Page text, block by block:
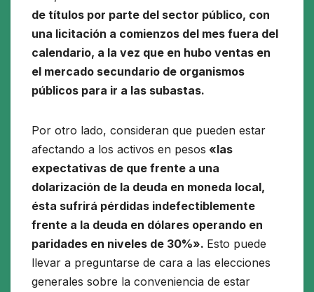
de títulos por parte del sector público, con
una licitación a comienzos del mes fuera del
calendario, a la vez que en hubo ventas en
el mercado secundario de organismos
públicos para ir a las subastas.
Por otro lado, consideran que pueden estar
afectando a los activos en pesos «las
expectativas de que frente a una
dolarización de la deuda en moneda local,
ésta sufrirá pérdidas indefectiblemente
frente a la deuda en dólares operando en
paridades en niveles de 30%». Esto puede
llevar a preguntarse de cara a las elecciones
generales sobre la conveniencia de estar